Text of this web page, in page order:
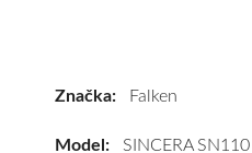
SINCERA
Značka: Falken
Model: SINCERA SN110